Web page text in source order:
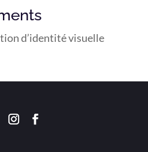
d’identité visuelle